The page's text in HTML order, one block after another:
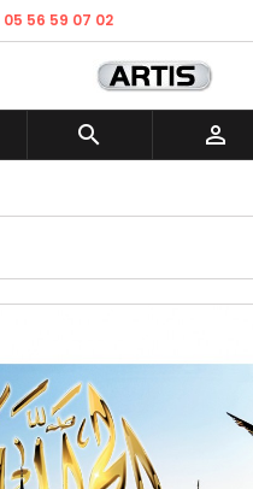
05 56 59 07 02
 